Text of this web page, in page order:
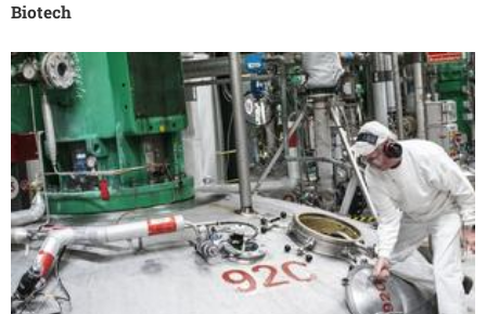
Biotech